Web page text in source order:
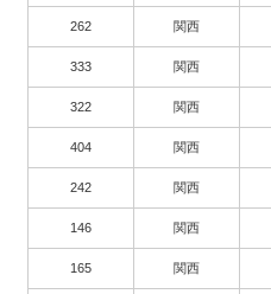
262 関西
333 関西
322 関西
404 関西
242 関西
146 関西
165 関西